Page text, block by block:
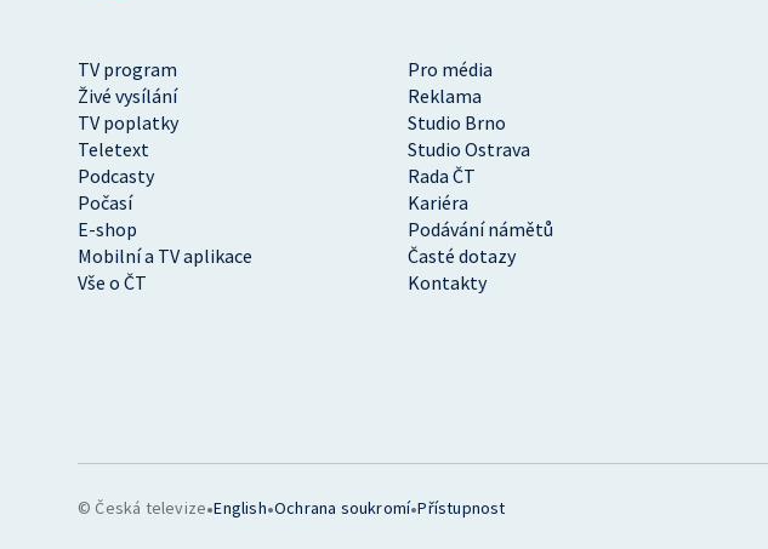
TV program
Pro média
Živé vysílání
Reklama
TV poplatky
Studio Brno
Teletext
Studio Ostrava
Podcasty
Rada ČT
Počasí
Kariéra
E-shop
Podávání námětů
Mobilní a TV aplikace
Časté dotazy
Vše o ČT
Kontakty
© Česká televize•English•Ochrana soukromí•Přístupnost